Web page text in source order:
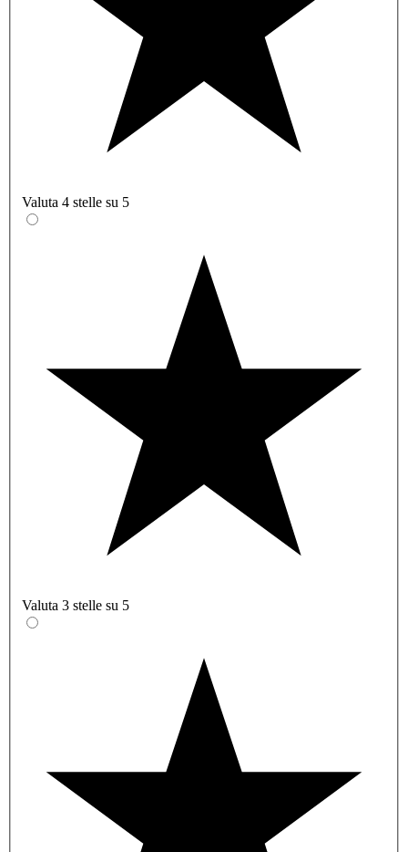
Valuta 4 stelle su 5
Valuta 3 stelle su 5